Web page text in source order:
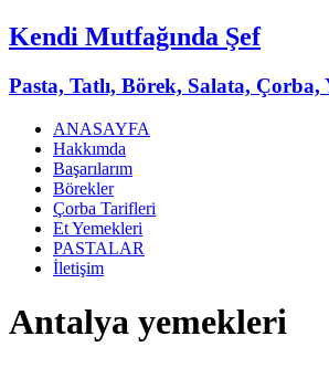
Kendi Mutfağında Şef
Pasta, Tatlı, Börek, Salata, Çorba,
ANASAYFA
Hakkımda
Başarılarım
Börekler
Çorba Tarifleri
Et Yemekleri
PASTALAR
İletişim
Antalya yemekleri